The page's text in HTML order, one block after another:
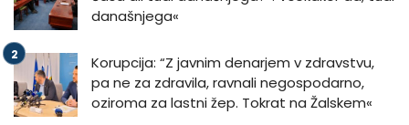
današnjega«
Korupcija: “Z javnim denarjem v zdravstvu,
pa ne za zdravila, ravnali negospodarno,
oziroma za lastni žep. Tokrat na Žalskem«